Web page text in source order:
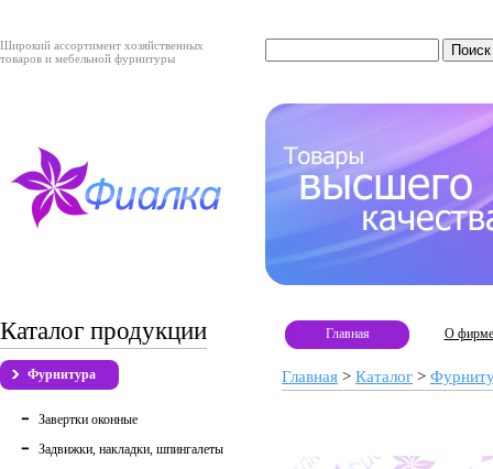
Широкий ассортимент хозяйственных
товаров и мебельной фурнитуры
Каталог продукции
Фурнитура
Завертки оконные
Задвижки, накладки, шпингалеты
Главная О фирме
Главная > Каталог >